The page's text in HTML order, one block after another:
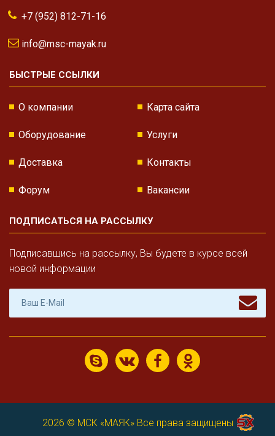
+7 (952) 812-71-16
info@msc-mayak.ru
БЫСТРЫЕ ССЫЛКИ
О компании Карта сайта
Оборудование Услуги
Доставка Контакты
Форум Вакансии
ПОДПИСАТЬСЯ НА РАССЫЛКУ
Подписавшись на рассылку, Вы будете в курсе всей
новой информации
2026 © МСК «МАЯК»Все права защищены